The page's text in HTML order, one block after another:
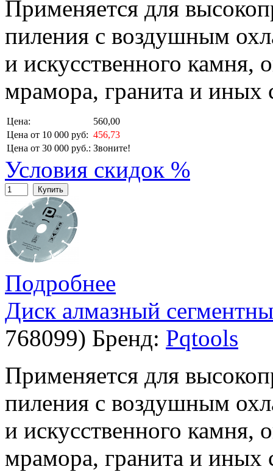
Применяется для
пиления с воздушным
и искусственного камня,
мрамора, гранита и иных
Цена:
560,00
Цена от 10 000 руб: 456,73
Цена от 30 000 руб.: Звоните!
Условия скидок %
Купить
Подробнее
Диск алмазный
768099) Бренд: Pqtools
Применяется для
пиления с воздушным
и искусственного камня,
мрамора, гранита и иных